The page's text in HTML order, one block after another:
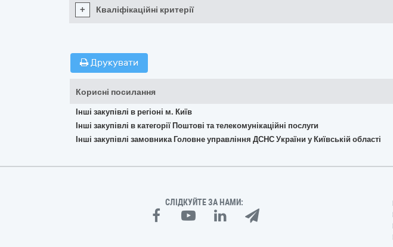
+ Кваліфікаційні критерії
Друкувати
Корисні посилання
Інші закупівлі в регіоні м. Київ
Інші закупівлі в категорії Поштові та телекомунікаційні послуги
Інші закупівлі замовника Головне управління ДСНС України у Київській області
СЛІДКУЙТЕ ЗА НАМИ: